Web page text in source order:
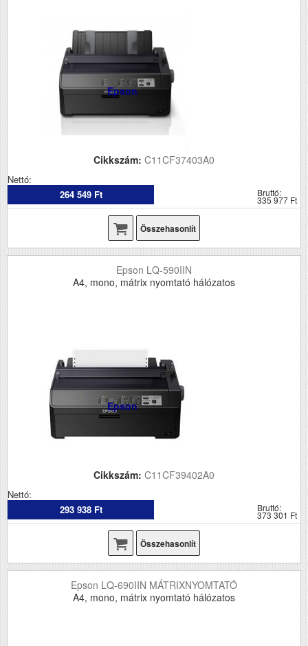
Epson
Cikkszám: C11CF37403A0
Nettó:
264 549 Ft
Bruttó:
335 977 Ft
Összehasonlít
Epson LQ-590IIN
A4, mono, mátrix nyomtató hálózatos
Epson
Cikkszám: C11CF39402A0
Nettó:
293 938 Ft
Bruttó:
373 301 Ft
Összehasonlít
Epson LQ-690IIN MÁTRIXNYOMTATÓ
A4, mono, mátrix nyomtató hálózatos